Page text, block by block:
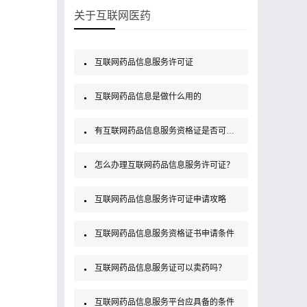
关于互联网医药
互联网药品信息服务许可证
互联网药品信息是做什么用的
有互联网药品信息服务资格证是否可以销售药品？
怎么办理互联网药品信息服务许可证？
互联网药品信息服务许可证申请攻略
互联网药品信息服务资格证书申请条件
互联网药品信息服务证可以卖药吗？
互联网药品信息服务平台应具备的条件